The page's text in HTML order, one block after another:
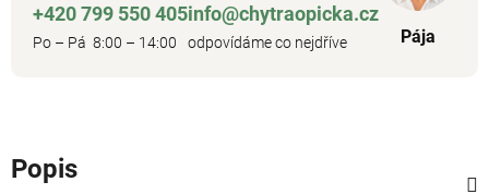
+420 799 550 405
Po – Pá 8:00 – 14:00
info@chytraopicka.cz
odpovídáme co nejdříve Pája
Popis